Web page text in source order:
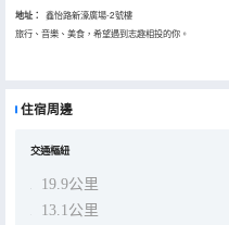
地址：
鑫怡路新濠廣場-2號樓
旅行、音樂、美食，希望遇到志趣相投的你。
住宿周邊
交通樞紐
19.9公里
13.1公里